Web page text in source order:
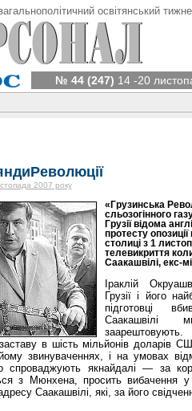
освітянський
№ 44 (247) 14 -20
2007 року
«Грузинська
сльозогінного
Грузії відома
протесту
столиці з 1
телевикриття
Саакашвілі, екс-
Іраклій
Грузії і його
підготовці
Саакашвілі
в шість мільйонів доларів
звинуваченнях, і на умовах
спроваджують якнайдалі — за
з Мюнхена, просить вибачення
Саакашвілі, які, за його